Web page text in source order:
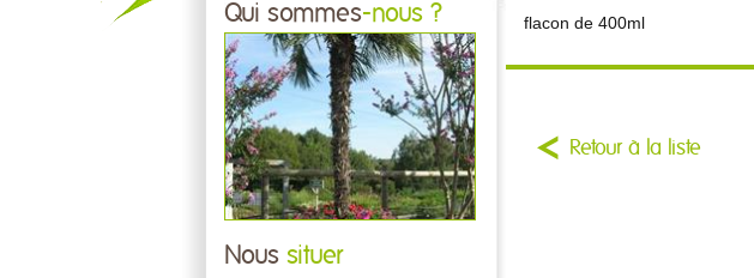
Qui sommes-nous ?
Nous situer
flacon de 400ml
Retour à la liste